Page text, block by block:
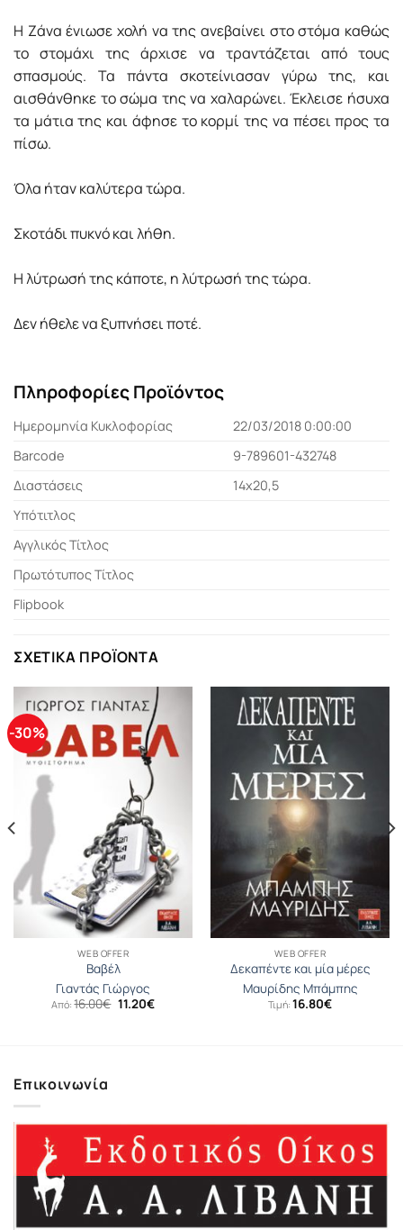
Η Ζάνα ένιωσε χολή να της ανεβαίνει στο στόμα καθώς
το στομάχι της άρχισε να τραντάζεται από τους
σπασμούς. Τα πάντα σκοτείνιασαν γύρω της, και
αισθάνθηκε το σώμα της να χαλαρώνει. Έκλεισε ήσυχα
τα μάτια της και άφησε το κορμί της να πέσει προς τα
πίσω.
Όλα ήταν καλύτερα τώρα.
Σκοτάδι πυκνό και λήθη.
Η λύτρωσή της κάποτε, η λύτρωσή της τώρα.
Δεν ήθελε να ξυπνήσει ποτέ.
Πληροφορίες Προϊόντος
Ημερομηνία Κυκλοφορίας
22/03/2018 0:00:00
Barcode
9-789601-432748
Διαστάσεις
14x20,5
Υπότιτλος
Αγγλικός Τίτλος
Πρωτότυπος Τίτλος
Flipbook
ΣΧΕΤΙΚΆ ΠΡΟΪΌΝΤΑ
-30%
WEB OFFER
Βαβέλ
Γιαντάς Γιώργος
Από:16.00€ Original
price
11.20€Η
WEB OFFER
Δεκαπέντε και μία μέρες
Μαυρίδης Μπάμπης
Τιμή: 16.80€
Επικοινωνία